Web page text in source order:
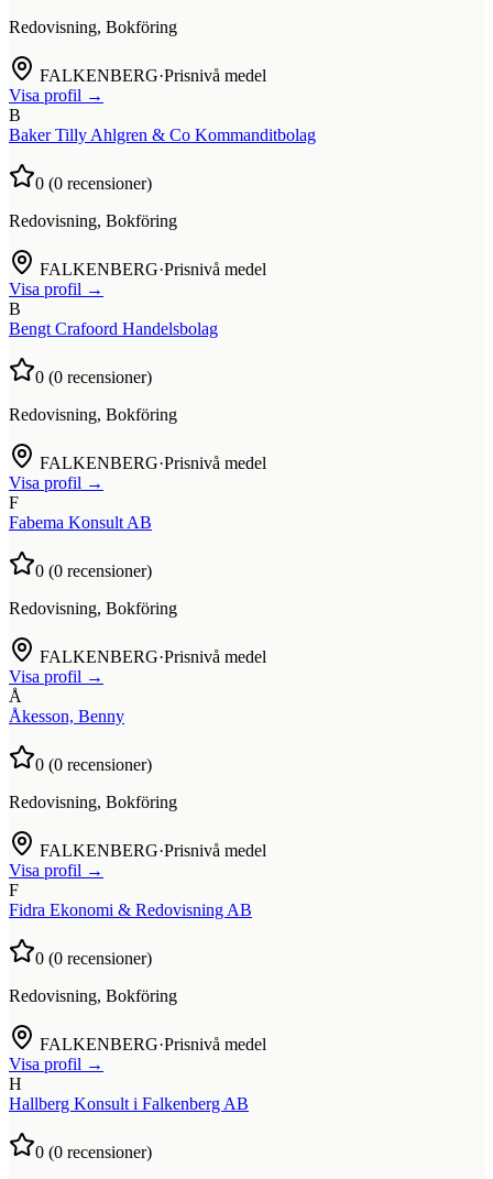
Redovisning, Bokföring
FALKENBERG·Prisnivå medel
Visa profil →
B
Baker Tilly Ahlgren & Co Kommanditbolag
0 (0 recensioner)
Redovisning, Bokföring
FALKENBERG·Prisnivå medel
Visa profil →
B
Bengt Crafoord Handelsbolag
0 (0 recensioner)
Redovisning, Bokföring
FALKENBERG·Prisnivå medel
Visa profil →
F
Fabema Konsult AB
0 (0 recensioner)
Redovisning, Bokföring
FALKENBERG·Prisnivå medel
Visa profil →
Å
Åkesson, Benny
0 (0 recensioner)
Redovisning, Bokföring
FALKENBERG·Prisnivå medel
Visa profil →
F
Fidra Ekonomi & Redovisning AB
0 (0 recensioner)
Redovisning, Bokföring
FALKENBERG·Prisnivå medel
Visa profil →
H
Hallberg Konsult i Falkenberg AB
0 (0 recensioner)